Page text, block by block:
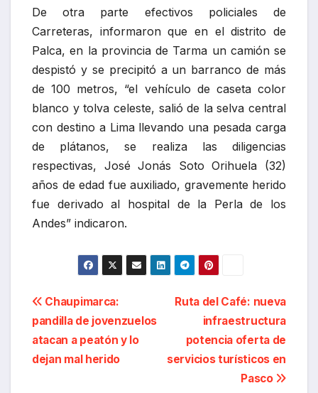
De otra parte efectivos policiales de
Carreteras, informaron que en el distrito de
Palca, en la provincia de Tarma un camión se
despistó y se precipitó a un barranco de más
de 100 metros, “el vehículo de caseta color
blanco y tolva celeste, salió de la selva central
con destino a Lima llevando una pesada carga
de plátanos, se realiza las diligencias
respectivas, José Jonás Soto Orihuela (32)
años de edad fue auxiliado, gravemente herido
fue derivado al hospital de la Perla de los
Andes” indicaron.
Navegación
de
entradas
Ruta del Café: nueva
infraestructura
potencia oferta de
servicios turísticos en
Pasco
Chaupimarca:
pandilla de jovenzuelos
atacan a peatón y lo
dejan mal herido